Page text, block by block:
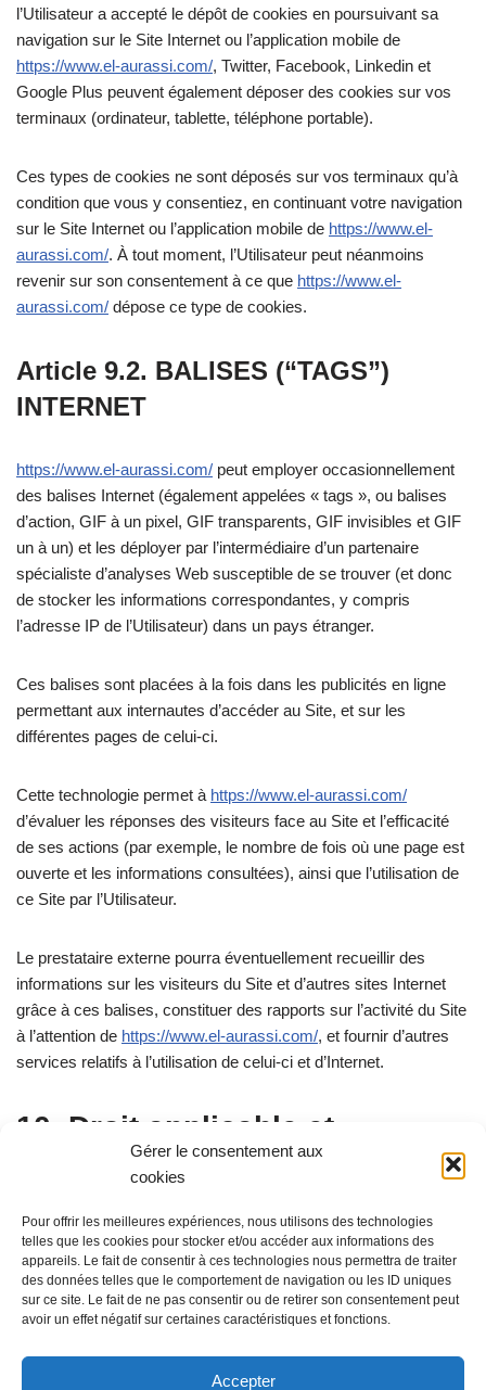
Gérer le consentement aux
cookies
Pour offrir les meilleures expériences, nous utilisons des technologies
telles que les cookies pour stocker et/ou accéder aux informations des
appareils. Le fait de consentir à ces technologies nous permettra de traiter
des données telles que le comportement de navigation ou les ID uniques
sur ce site. Le fait de ne pas consentir ou de retirer son consentement peut
avoir un effet négatif sur certaines caractéristiques et fonctions.
Accepter
l’Utilisateur a accepté le dépôt de cookies en poursuivant sa
navigation sur le Site Internet ou l’application mobile de
https://www.el-aurassi.com/, Twitter, Facebook, Linkedin et
Google Plus peuvent également déposer des cookies sur vos
terminaux (ordinateur, tablette, téléphone portable).
Ces types de cookies ne sont déposés sur vos terminaux qu’à
condition que vous y consentiez, en continuant votre navigation
sur le Site Internet ou l’application mobile de https://www.el-
aurassi.com/. À tout moment, l’Utilisateur peut néanmoins
revenir sur son consentement à ce que https://www.el-
aurassi.com/ dépose ce type de cookies.
Article 9.2. BALISES (“TAGS”)
INTERNET
https://www.el-aurassi.com/ peut employer occasionnellement
des balises Internet (également appelées « tags », ou balises
d’action, GIF à un pixel, GIF transparents, GIF invisibles et GIF
un à un) et les déployer par l’intermédiaire d’un partenaire
spécialiste d’analyses Web susceptible de se trouver (et donc
de stocker les informations correspondantes, y compris
l’adresse IP de l’Utilisateur) dans un pays étranger.
Ces balises sont placées à la fois dans les publicités en ligne
permettant aux internautes d’accéder au Site, et sur les
différentes pages de celui-ci.
Cette technologie permet à https://www.el-aurassi.com/
d’évaluer les réponses des visiteurs face au Site et l’efficacité
de ses actions (par exemple, le nombre de fois où une page est
ouverte et les informations consultées), ainsi que l’utilisation de
ce Site par l’Utilisateur.
Le prestataire externe pourra éventuellement recueillir des
informations sur les visiteurs du Site et d’autres sites Internet
grâce à ces balises, constituer des rapports sur l’activité du Site
à l’attention de https://www.el-aurassi.com/, et fournir d’autres
services relatifs à l’utilisation de celui-ci et d’Internet.
10. Droit applicable et
attribution de juridiction.
Tout litige en relation avec l’utilisation du sitehttps://www.el-
aurassi.com/est soumis au droit canadien. En dehors des cas
où la loi ne le permet pas, il est fait attribution exclusive de
juridiction aux tribunaux compétents de elaurassi